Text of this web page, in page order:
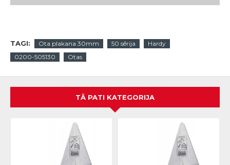
TAGI: Ota plakana 30mm 50 sērija
Hardy
0200-505130
Otas
TĀ PATI KATEGORIJA